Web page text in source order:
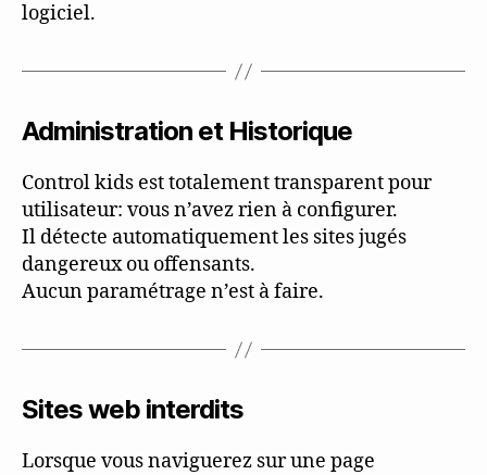
logiciel.
Administration et Historique
Control kids est totalement transparent pour
utilisateur: vous n’avez rien à configurer.
Il détecte automatiquement les sites jugés
dangereux ou offensants.
Aucun paramétrage n’est à faire.
Sites web interdits
Lorsque vous naviguerez sur une page